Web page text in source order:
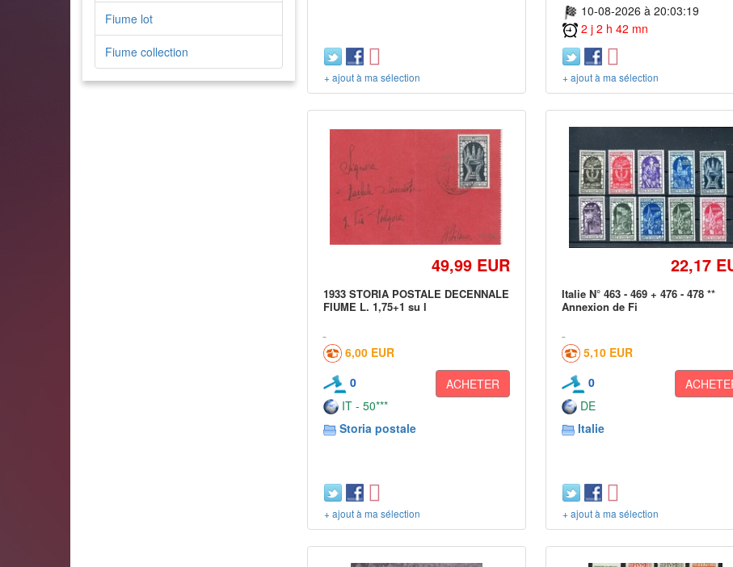
Fiume lot
Fiume collection
+ ajout à ma sélection
10-08-2026 à 20:03:19
2 j 2 h 42 mn
+ ajout à ma sélection
49,99 EUR
1933 STORIA POSTALE DECENNALE
FIUME L. 1,75+1 su l
6,00 EUR
0
ACHETER
IT - 50***
Storia postale
+ ajout à ma sélection
22,17
Italie N° 463 - 469 + 476 - 478 **
Annexion de Fi
5,10 EUR
0
DE
Italie
+ ajout à ma sélection